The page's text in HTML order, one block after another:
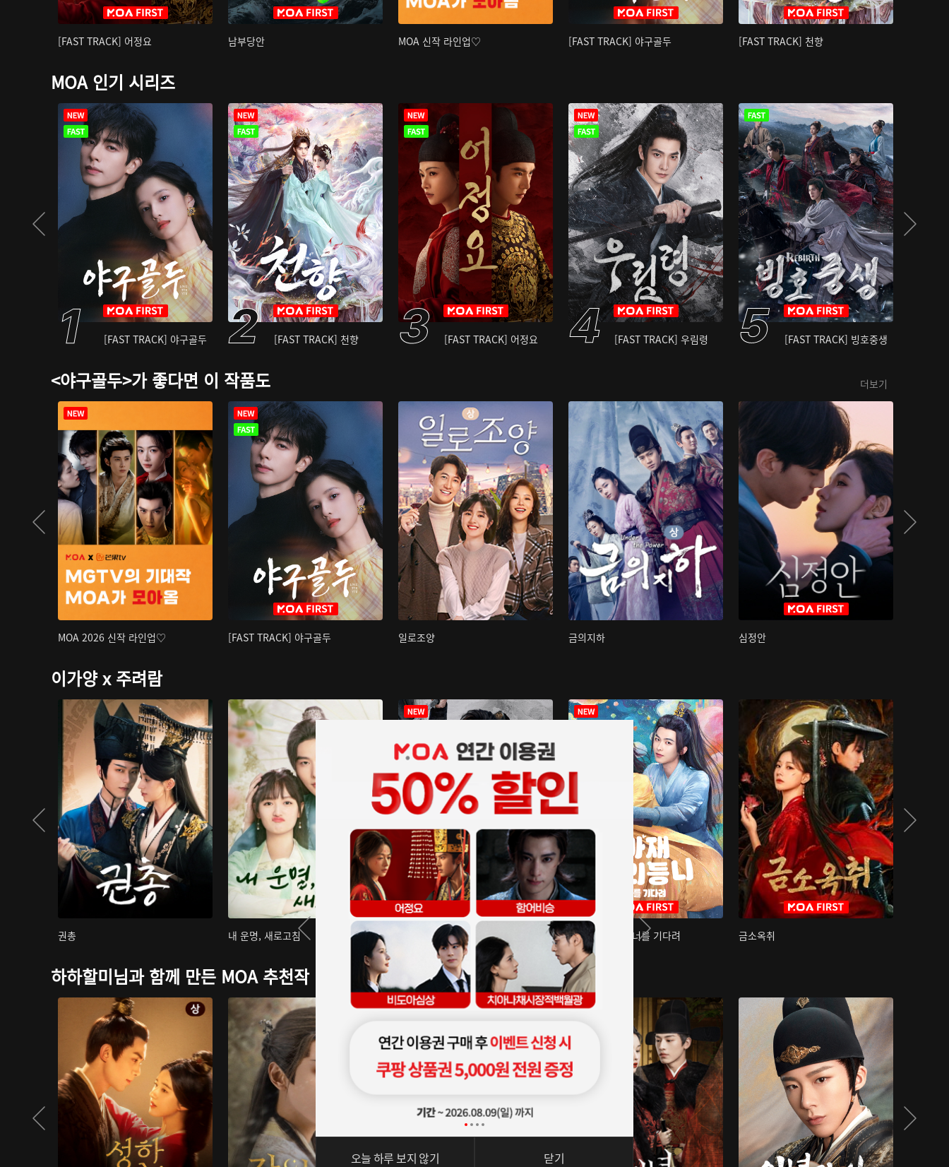
[FAST TRACK] 어정요 남부당안 MOA 신작 라인업♡ [FAST TRACK] 야구골두 [FAST TRACK] 천향
MOA 인기 시리즈
[FAST TRACK] 야구골두 [FAST TRACK] 천향 [FAST TRACK] 어정요 [FAST TRACK] 우림령 [FAST TRACK] 빙호중생
<야구골두>가 좋다면 이 작품도 더보기
MOA 2026 신작 라인업♡ [FAST TRACK] 야구골두 일로조양 금의지하 심정안
이가양 x 주려람
권총 내 운명, 새로고침 아재저리등니 : 너를 기다려 금소옥취
하하할미님과 함께 만든 MOA 추천작
오늘 하루 보지 않기 닫기